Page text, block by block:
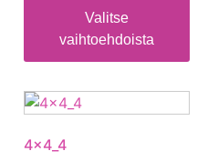
Valitse
vaihtoehdoista
4x4_4